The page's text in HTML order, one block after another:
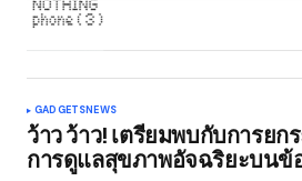
GADGETSNEWS
ว้าว ว้าว! เตรียมพบกับการย
การดูแลสุขภาพอัจฉริยะบนข้